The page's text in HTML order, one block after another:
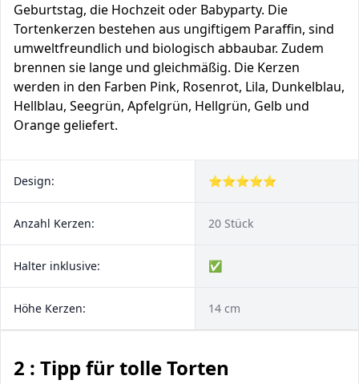
Geburtstag, die Hochzeit oder Babyparty. Die
Tortenkerzen bestehen aus ungiftigem Paraffin, sind
umweltfreundlich und biologisch abbaubar. Zudem
brennen sie lange und gleichmäßig. Die Kerzen
werden in den Farben Pink, Rosenrot, Lila, Dunkelblau,
Hellblau, Seegrün, Apfelgrün, Hellgrün, Gelb und
Orange geliefert.
Design: ⭐⭐⭐⭐⭐
Anzahl Kerzen: 20 Stück
Halter inklusive: ✅
Höhe Kerzen: 14 cm
2 : Tipp für tolle Torten